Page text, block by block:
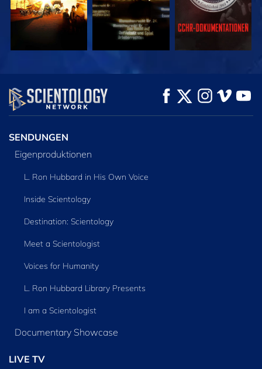
ANSEHEN
SERIE
ENTDECKEN
SENDUNGEN
Eigenproduktionen
L. Ron Hubbard in His Own Voice
Inside Scientology
Destination: Scientology
Meet a Scientologist
Voices for Humanity
L. Ron Hubbard Library Presents
I am a Scientologist
Documentary Showcase
LIVE TV